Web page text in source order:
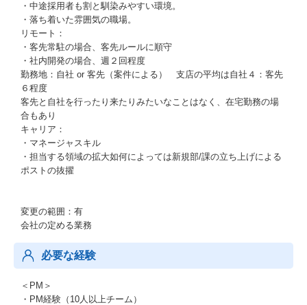
・中途採用者も割と馴染みやすい環境。
・落ち着いた雰囲気の職場。
リモート：
・客先常駐の場合、客先ルールに順守
・社内開発の場合、週２回程度
勤務地：自社 or 客先（案件による） 支店の平均は自社４：客先
６程度
客先と自社を行ったり来たりみたいなことはなく、在宅勤務の場
合もあり
キャリア：
・マネージャスキル
・担当する領域の拡大如何によっては新規部/課の立ち上げによる
ポストの抜擢
変更の範囲：有
会社の定める業務
必要な経験
＜PM＞
・PM経験（10人以上チーム）